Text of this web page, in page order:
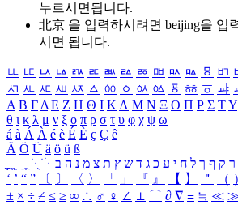
누르시면됩니다.
北京 을 입력하시려면 beijing을 입
시면 됩니다.
ㅥ ㅦ ㅧ ㅨ ㅩ ㅪ ㅫ ㅬ ㅭ ㅮ ㅯ ㅰ ㅱ ㅲ
ㅺ ㅻ ㅼ ㅽ ㅾ ㅿ ㆀ ㆁ ㆂ ㆃ ㆄ ㆅ ㆆ ㆇ
Α Β ΓΔ Ε Ζ Η Θ Ι ΚΛ Μ Ν Ξ Ο Π Ρ Σ ΤΥ
θ ι κ λ μ ν ξ ο π ρ σ τ υ φ χ ψ ω
á à Á À é è É È ç Ç ê
Ä Ö Ü ä ö ü ß
ִֶֹ ֻּ ׁׂ ר ק ף ך ל ח י ע כ ג ד ש ץ ת צ מ נ ה ב
‘ ’ “ ” 〔 〕 〈 〉 「 」 『 』 【 】 ＂ （
± × ÷ ≠ ≤ ≥ ∞ ∴ ♂ ♀ ∠ ⊥ ⌒ ∂ ∇ ≡ ≒ ≪